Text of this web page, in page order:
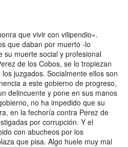
que vivir con vilipendio».
que daban por muerto -lo
su muerte social y profesional
de los Cobos, se lo tropiezan
juzgados. Socialmente ellos son
a este gobierno de progreso,
delincuente y pone en sus manos
no ha impedido que su
en la fechoría contra Perez de
por corrupción. Y el
con abucheos por los
que pisa. Algo huele muy mal